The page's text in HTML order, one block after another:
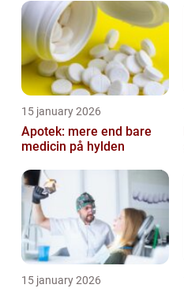
15 january 2026
Apotek: mere end bare
medicin på hylden
15 january 2026